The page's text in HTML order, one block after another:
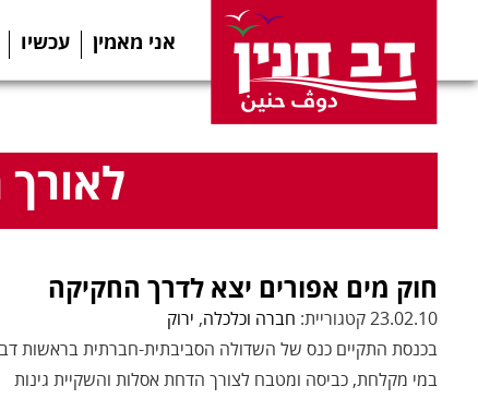
אני מאמין עכשיו
חוק מים אפורים יצא לדרך החקיקה
23.02.10 קטגוריית: חברה וכלכלה, ירוק
בכנסת התקיים כנס של השדולה הסביבתית-חברתית בראשות דב
במי מקלחת, כביסה ומטבח לצורך הדחת אסלות והשקיית גינות